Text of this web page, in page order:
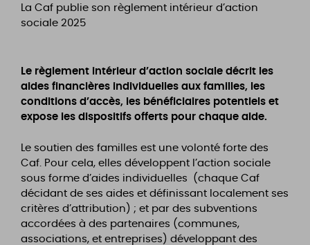
La Caf publie son règlement intérieur d’action
sociale 2025
Le règlement intérieur d’action sociale décrit les
aides financières individuelles aux familles, les
conditions d’accès, les bénéficiaires potentiels et
expose les dispositifs offerts pour chaque aide.
Le soutien des familles est une volonté forte des
Caf. Pour cela, elles développent l’action sociale
sous forme d’aides individuelles (chaque Caf
décidant de ses aides et définissant localement ses
critères d’attribution) ; et par des subventions
accordées à des partenaires (communes,
associations, et entreprises) développant des